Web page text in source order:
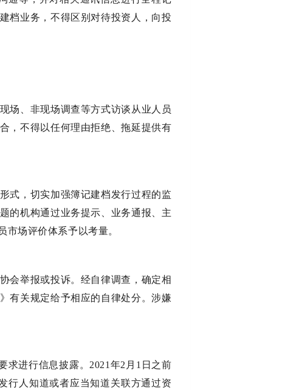
档业务，不得区别对待投资人，向投
场、非现场调查等方式访谈从业人员
，不得以任何理由拒绝、拖延提供有
式，切实加强簿记建档发行过程的监
的机构通过业务提示、业务通报、主
场评价体系予以考量。
会举报或投诉。经自律调查，确定相
有关规定给予相应的自律处分。涉嫌
求进行信息披露。2021年2月1日之前
行人知道或者应当知道关联方通过资